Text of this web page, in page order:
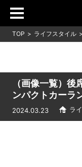
TOP ライフスタイル
（画像一覧）
ンパクトカーラ
2024.03.23 ラ